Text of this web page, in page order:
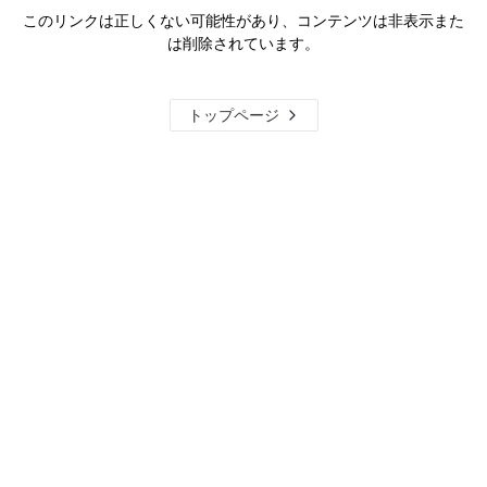
このリンクは正しくない可能性があり、コンテンツは非表示また
は削除されています。
トップページ